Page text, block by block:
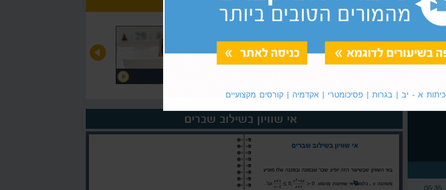
דוגמאות מתקדמות
אי שוויון בשילוב שברים
05:35
כיתות א - יב | בגרות | פסיכומטרי | אקדמיה | קורסים מקצועיים